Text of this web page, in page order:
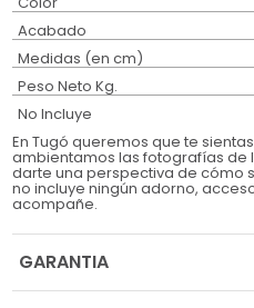
Acabado
Medidas (en cm)
Peso Neto Kg.
No Incluye
En Tugó queremos que te
ambientamos las fotografías de
darte una perspectiva de cómo
no incluye ningún adorno,
acompañe.
GARANTIA